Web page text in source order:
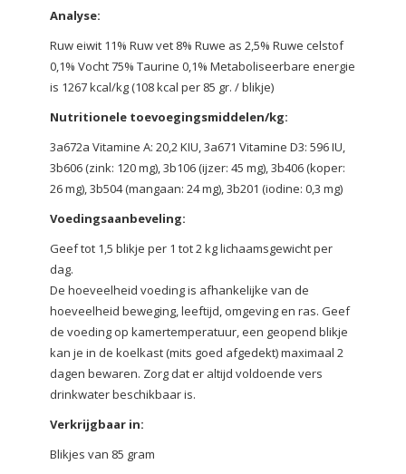
Analyse:
Ruw eiwit 11% Ruw vet 8% Ruwe as 2,5% Ruwe celstof
0,1% Vocht 75% Taurine 0,1% Metaboliseerbare energie
is 1267 kcal/kg (108 kcal per 85 gr. / blikje)
Nutritionele toevoegingsmiddelen/kg:
3a672a Vitamine A: 20,2 KIU, 3a671 Vitamine D3: 596 IU,
3b606 (zink: 120 mg), 3b106 (ijzer: 45 mg), 3b406 (koper:
26 mg), 3b504 (mangaan: 24 mg), 3b201 (iodine: 0,3 mg)
Voedingsaanbeveling:
Geef tot 1,5 blikje per 1 tot 2 kg lichaamsgewicht per
dag.
De hoeveelheid voeding is afhankelijke van de
hoeveelheid beweging, leeftijd, omgeving en ras. Geef
de voeding op kamertemperatuur, een geopend blikje
kan je in de koelkast (mits goed afgedekt) maximaal 2
dagen bewaren. Zorg dat er altijd voldoende vers
drinkwater beschikbaar is.
Verkrijgbaar in:
Blikjes van 85 gram